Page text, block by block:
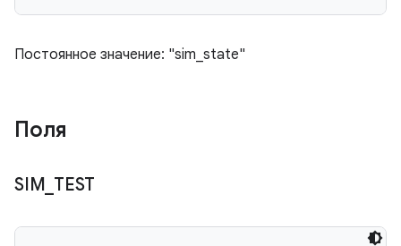
Постоянное значение: "sim_state"
Поля
SIM TEST